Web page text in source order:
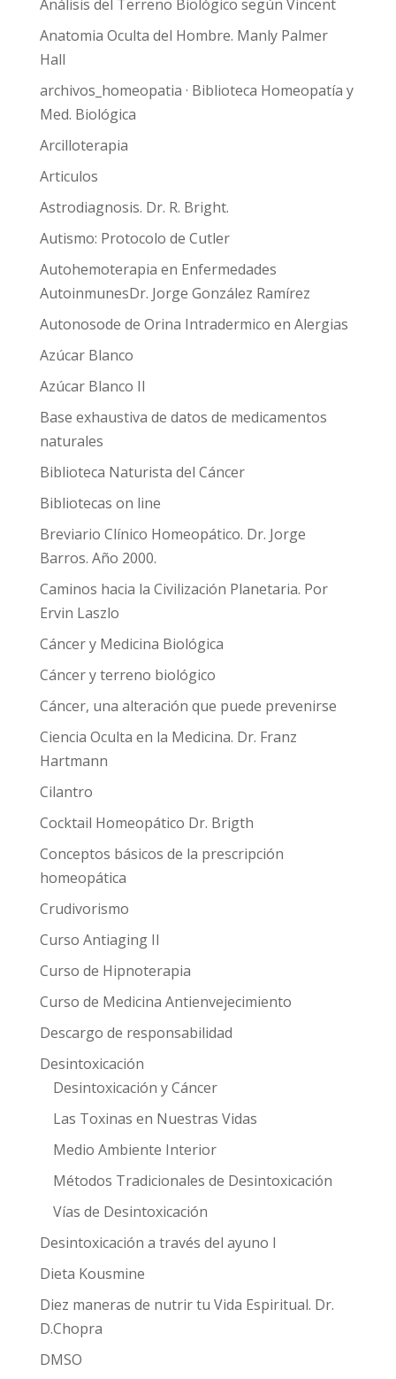
Análisis del Terreno Biológico según Vincent
Anatomia Oculta del Hombre. Manly Palmer
Hall
archivos_homeopatia · Biblioteca Homeopatía y
Med. Biológica
Arcilloterapia
Articulos
Astrodiagnosis. Dr. R. Bright.
Autismo: Protocolo de Cutler
Autohemoterapia en Enfermedades
AutoinmunesDr. Jorge González Ramírez
Autonosode de Orina Intradermico en Alergias
Azúcar Blanco
Azúcar Blanco II
Base exhaustiva de datos de medicamentos
naturales
Biblioteca Naturista del Cáncer
Bibliotecas on line
Breviario Clínico Homeopático. Dr. Jorge
Barros. Año 2000.
Caminos hacia la Civilización Planetaria. Por
Ervin Laszlo
Cáncer y Medicina Biológica
Cáncer y terreno biológico
Cáncer, una alteración que puede prevenirse
Ciencia Oculta en la Medicina. Dr. Franz
Hartmann
Cilantro
Cocktail Homeopático Dr. Brigth
Conceptos básicos de la prescripción
homeopática
Crudivorismo
Curso Antiaging II
Curso de Hipnoterapia
Curso de Medicina Antienvejecimiento
Descargo de responsabilidad
Desintoxicación
Desintoxicación y Cáncer
Las Toxinas en Nuestras Vidas
Medio Ambiente Interior
Métodos Tradicionales de Desintoxicación
Vías de Desintoxicación
Desintoxicación a través del ayuno I
Dieta Kousmine
Diez maneras de nutrir tu Vida Espiritual. Dr.
D.Chopra
DMSO